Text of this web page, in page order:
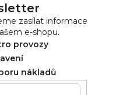
zasílat informace
e-shopu.
provozy
nákladů